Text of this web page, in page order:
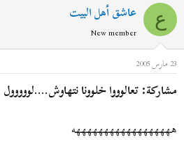
ع عاشق أهل البيت
New member
23 مارس 2005
مشاركة: تعالوووا خلوونا نتهاوش....لووووول
ههههههههههههههههههه